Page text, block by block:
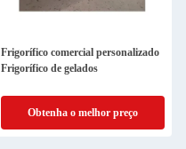
Frigorífico comercial personalizado
Frigorífico de gelados
Obtenha o melhor preço